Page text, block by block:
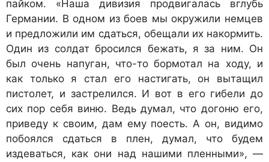
пайком. «Наша дивизия продвигалась вглубь
Германии. В одном из боев мы окружили немцев
и предложили им сдаться, обещали их накормить.
Один из солдат бросился бежать, я за ним. Он
был очень напуган, что-то бормотал на ходу, и
как только я стал его настигать, он вытащил
пистолет, и застрелился. И вот в его гибели до
сих пор себя виню. Ведь думал, что догоню его,
приведу к своим, дам ему поесть. А он, видимо
побоялся сдаться в плен, думал, что будем
издеваться, как они над нашими пленными», —